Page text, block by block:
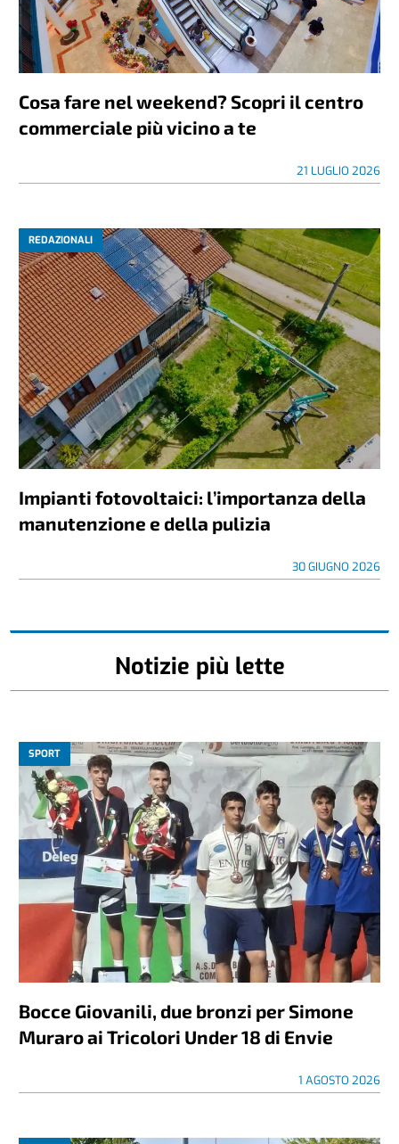
Cosa fare nel weekend? Scopri il centro
commerciale più vicino a te
21 LUGLIO 2026
REDAZIONALI
Impianti fotovoltaici: l’importanza della
manutenzione e della pulizia
30 GIUGNO 2026
Notizie più lette
SPORT
Bocce Giovanili, due bronzi per Simone
Muraro ai Tricolori Under 18 di Envie
1 AGOSTO 2026